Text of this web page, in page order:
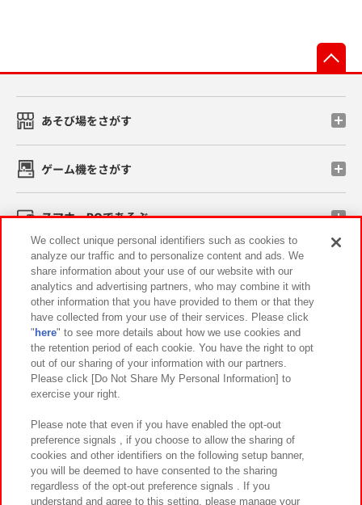
あそび場をさがす
ゲーム機をさがす
スマホ・PCであそぶ
イベント・キャンペーン
関連会社 サステナビリティ サイトポリシー
プライバシーポリシー ウェブアクセシビリティ方針と検証結果
お取引先さまとともに
カスタマーハラスメント対応方針 よくあるご質問・お問い合わせ
We collect unique personal identifiers such as cookies to
analyze our traffic and to personalize content and ads. We
share information about your use of our website with our
analytics and advertising partners, who may combine it with
other information that you have provided to them or that they
have collected from your use of their services. Please click
" here" to see more details about how we use cookies and
the retention period of each cookie. You have the right to opt
out of our sharing of your information with our partners.
Please click [Do Not Share My Personal Information] to
exercise your right.
Please note that even if you have enabled the opt-out
preference signals , if you choose to allow the sharing of
cookies and other identifiers on the following setup banner,
you will be deemed to have consented to the sharing
regardless of the opt-out preference signals . If you
understand and agree to this setting, please manage your